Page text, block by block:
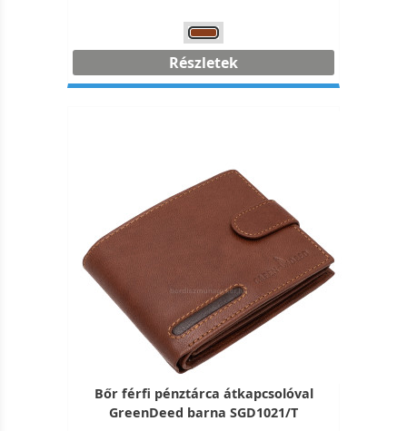
Részletek
Bőr férfi pénztárca átkapcsolóval
GreenDeed barna SGD1021/T